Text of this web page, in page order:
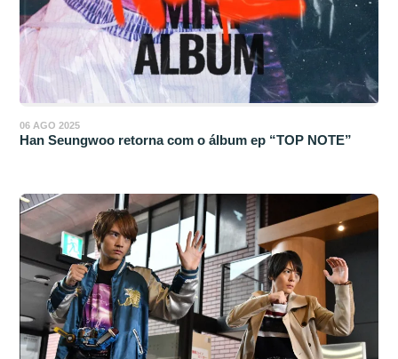
06 AGO 2025
Han Seungwoo retorna com o álbum ep “TOP NOTE”